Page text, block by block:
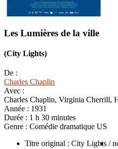
Les Lumières de la ville
(City Lights)
De :
Charles Chaplin
Avec :
Charles Chaplin, Virginia Cherrill,
Année : 1931
Durée : 1 h 30 minutes
Genre : Comédie dramatique US
Titre original : City Lights /